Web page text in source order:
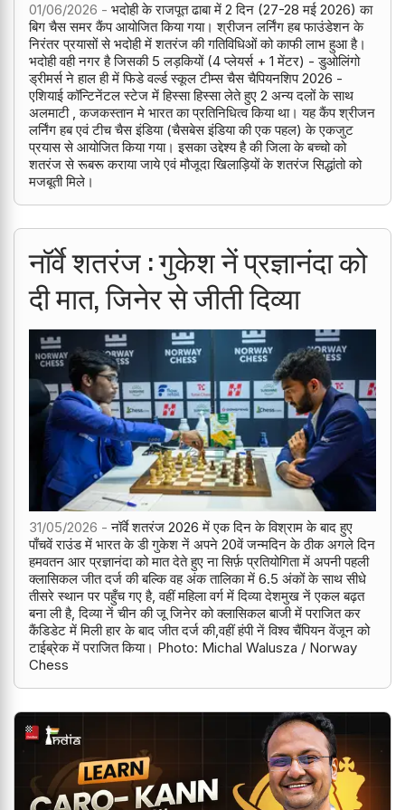
01/06/2026 - भदोही के राजपूत ढाबा में 2 दिन (27-28 मई 2026) का
बिग चैस समर कैंप आयोजित किया गया। श्रीजन लर्निंग हब फाउंडेशन के
निरंतर प्रयासों से भदोही में शतरंज की गतिविधिओं को काफी लाभ हुआ है।
भदोही वही नगर है जिसकी 5 लड़कियों (4 प्लेयर्स + 1 मेंटर) - डुओलिंगो
ड्रीमर्स ने हाल ही में फिडे वर्ल्ड स्कूल टीम्स चैस चैपियनशिप 2026 -
एशियाई कॉन्टिनेंटल स्टेज में हिस्सा हिस्सा लेते हुए 2 अन्य दलों के साथ
अलमाटी , कजकस्तान मे भारत का प्रतिनिधित्व किया था। यह कैंप श्रीजन
लर्निंग हब एवं टीच चैस इंडिया (चैसबेस इंडिया की एक पहल) के एकजुट
प्रयास से आयोजित किया गया। इसका उद्देश्य है की जिला के बच्चो को
शतरंज से रूबरू कराया जाये एवं मौजूदा खिलाड़ियों के शतरंज सिद्धांतो को
मजबूती मिले।
नॉर्वे शतरंज : गुकेश नें प्रज्ञानंदा को
दी मात, जिनेर से जीती दिव्या
31/05/2026 - नॉर्वे शतरंज 2026 में एक दिन के विश्राम के बाद हुए
पाँचवें राउंड में भारत के डी गुकेश नें अपने 20वें जन्मदिन के ठीक अगले दिन
हमवतन आर प्रज्ञानंदा को मात देते हुए ना सिर्फ़ प्रतियोगिता में अपनी पहली
क्लासिकल जीत दर्ज की बल्कि वह अंक तालिका में 6.5 अंकों के साथ सीधे
तीसरे स्थान पर पहुँच गए है, वहीं महिला वर्ग में दिव्या देशमुख नें एकल बढ़त
बना ली है, दिव्या नें चीन की जू जिनेर को क्लासिकल बाजी में पराजित कर
कैंडिडेट में मिली हार के बाद जीत दर्ज की,वहीं हंपी नें विश्व चैंपियन वेंजून को
टाईब्रेक में पराजित किया। Photo: Michal Walusza / Norway
Chess